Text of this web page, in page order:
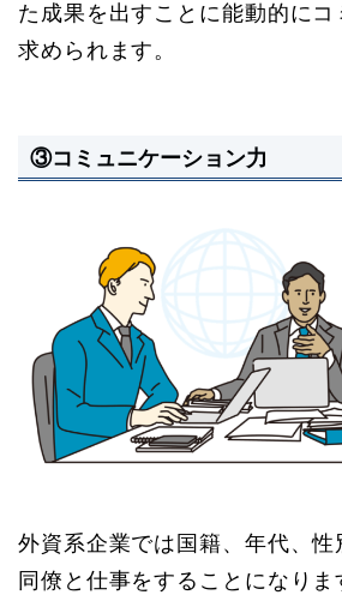
た成果を出すことに能動的に
求められます。
③コミュニケーション力
外資系企業では国籍、年代、性
同僚と仕事をすることになりま